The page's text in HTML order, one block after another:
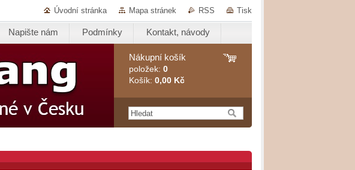
Úvodní stránka Mapa stránek RSS Tisk
Napište nám Podmínky Kontakt, návody
Nákupní košík
položek: 0
Košík: 0,00 Kč